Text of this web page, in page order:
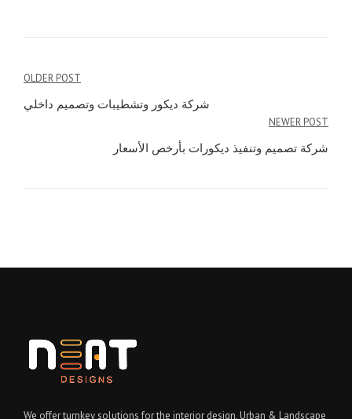
Post
navigation
OLDER POST
شركة ديكور وتشطيبات وتصميم داخلي
NEWER POST
شركة تصميم وتنفيذ ديكورات بأرخص الأسعار
We offer turnkey solutions for the interior design, Urban & Landscape